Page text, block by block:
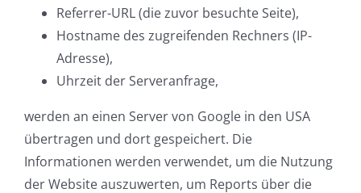
Referrer-URL (die zuvor besuchte Seite),
Hostname des zugreifenden Rechners (IP-
Adresse),
Uhrzeit der Serveranfrage,
werden an einen Server von Google in den USA
übertragen und dort gespeichert. Die
Informationen werden verwendet, um die Nutzung
der Website auszuwerten, um Reports über die